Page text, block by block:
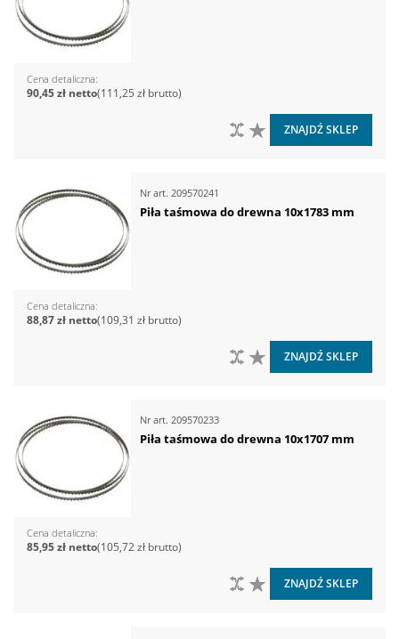
Cena detaliczna
111,25 zł
90,45 zł
DO LISTY ŻYCZEŃ
DO PORÓWNANIA
ZNAJDŹ SKLEP
Nr art. 209570241
Piła taśmowa do drewna 10x1783 mm
Cena detaliczna
109,31 zł
88,87 zł
DO LISTY ŻYCZEŃ
DO PORÓWNANIA
ZNAJDŹ SKLEP
Nr art. 209570233
Piła taśmowa do drewna 10x1707 mm
Cena detaliczna
105,72 zł
85,95 zł
DO LISTY ŻYCZEŃ
DO PORÓWNANIA
ZNAJDŹ SKLEP